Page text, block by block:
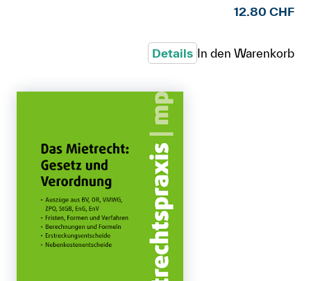
12.80 CHF
Details In den Warenkorb